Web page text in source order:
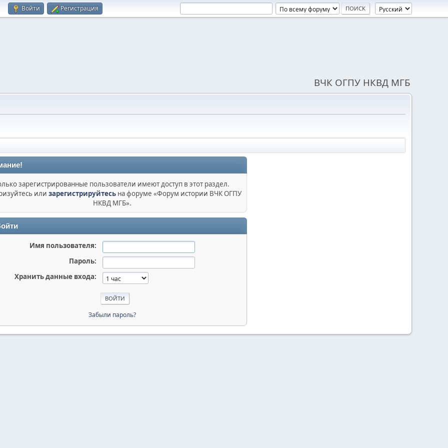
Войти Регистрация
ВЧК ОГПУ НКВД МГБ
зарегистрированные пользователи имеют доступ в этот раздел.
или зарегистрируйтесьна форуме «Форум истории ВЧК ОГПУ
НКВД МГБ».
Имя пользователя:
Пароль:
Хранить данные входа:
Забыли пароль?